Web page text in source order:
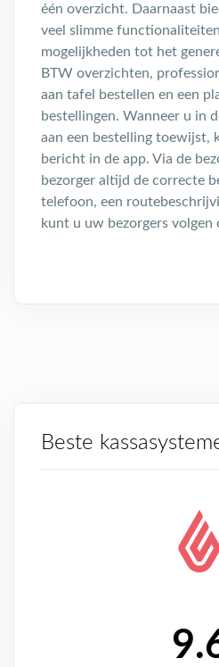
één overzicht. Daarnaast
veel slimme
mogelijkheden tot het
BTW overzichten,
aan tafel bestellen en een
bestellingen. Wanneer u in
aan een bestelling toewijst,
bericht in de app. Via de
bezorger altijd de correcte
telefoon, een
kunt u uw bezorgers volgen
Beste